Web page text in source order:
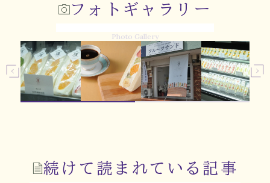
フォトギャラリー
Photo Gallery
続けて読まれている記事